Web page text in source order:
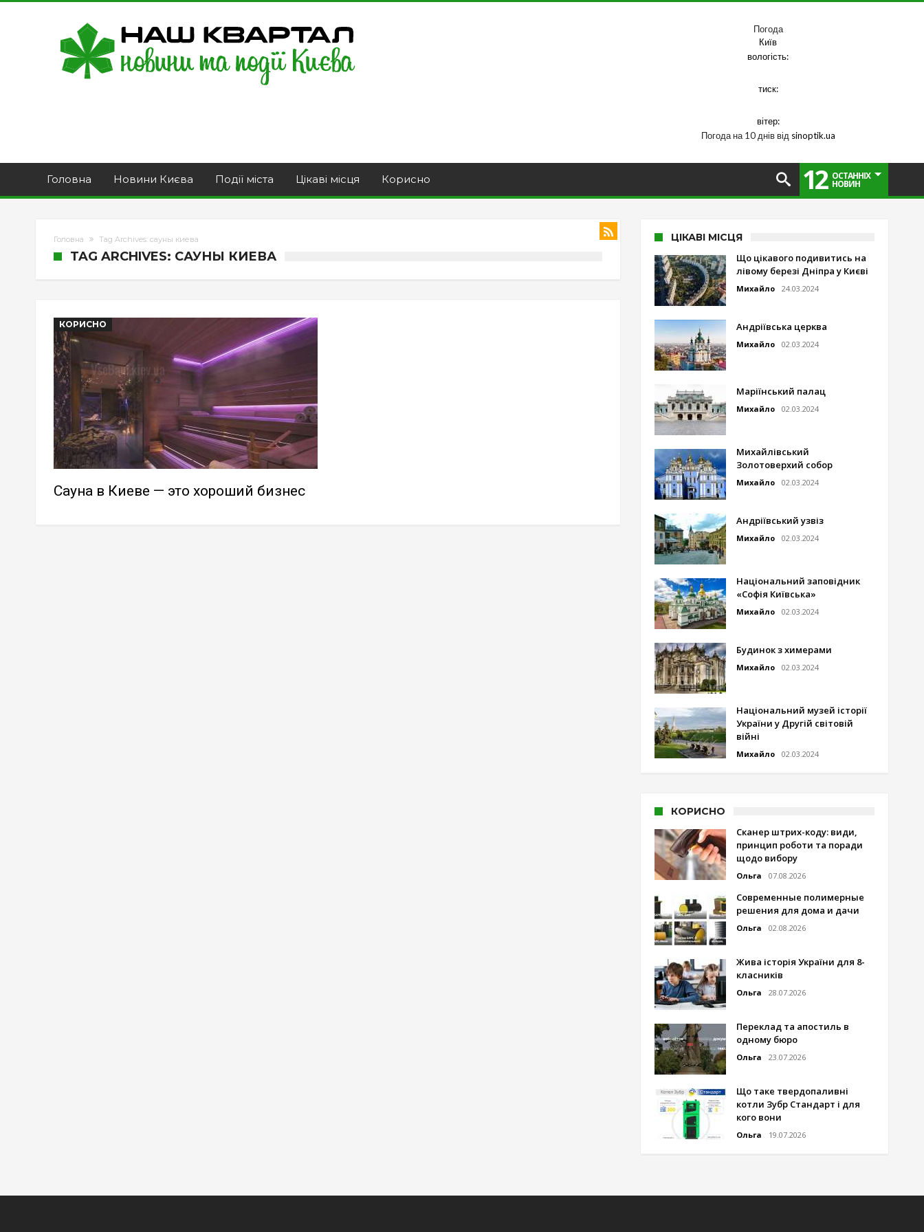
Погода
Київ
вологість:
тиск:
вітер:
Погода на 10 днів від sinoptik.ua
Головна Новини Києва Події міста Цікаві місця Корисно 12 ОСТАННІХ
НОВИН
Головна Tag Archives: сауны киева
TAG ARCHIVES: САУНЫ КИЕВА
КОРИСНО
Сауна в Киеве — это хороший бизнес
ЦІКАВІ МІСЦЯ
Що цікавого подивитись на
лівому березі Дніпра у Києві
Михайло 24.03.2024
Андріївська церква
Михайло 02.03.2024
Маріїнський палац
Михайло 02.03.2024
Михайлівський
Золотоверхий собор
Михайло 02.03.2024
Андріївський узвіз
Михайло 02.03.2024
Національний заповідник
«Софія Київська»
Михайло 02.03.2024
Будинок з химерами
Михайло 02.03.2024
Національний музей історії
України у Другій світовій
війні
Михайло 02.03.2024
КОРИСНО
Сканер штрих-коду: види,
принцип роботи та поради
щодо вибору
Ольга 07.08.2026
Современные полимерные
решения для дома и дачи
Ольга 02.08.2026
Жива історія України для 8-
класників
Ольга 28.07.2026
Переклад та апостиль в
одному бюро
Ольга 23.07.2026
Що таке твердопаливні
котли Зубр Стандарт і для
кого вони
Ольга 19.07.2026